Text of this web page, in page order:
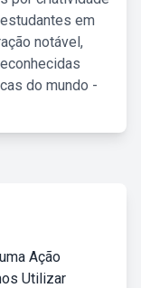
em
notável,
do mundo -
Ação
Utilizar